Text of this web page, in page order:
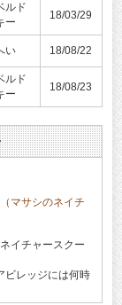
ルド
ー
18/03/29
い 18/08/22
ルド
ー
18/08/23
マサシのネイチ
イチャースクー
ビレッジには何時